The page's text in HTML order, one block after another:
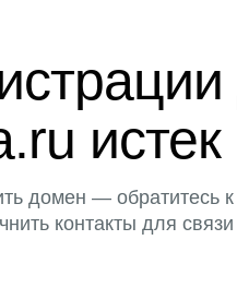
истек
домен — обратитесь
контакты для